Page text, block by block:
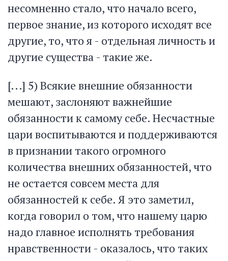
несомненно стало, что начало всего,
первое знание, из которого исходят все
другие, то, что я - отдельная личность и
другие существа - такие же.
[...] 5) Всякие внешние обязанности
мешают, заслоняют важнейшие
обязанности к самому себе. Несчастные
цари воспитываются и поддерживаются
в признании такого огромного
количества внешних обязанностей, что
не остается совсем места для
обязанностей к себе. Я это заметил,
когда говорил о том, что нашему царю
надо главное исполнять требования
нравственности - оказалось, что таких